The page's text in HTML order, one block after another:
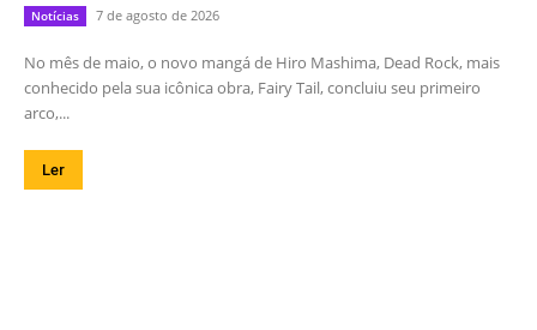
Notícias 7 de agosto de 2026
No mês de maio, o novo mangá de Hiro Mashima, Dead Rock, mais
conhecido pela sua icônica obra, Fairy Tail, concluiu seu primeiro
arco,...
Ler